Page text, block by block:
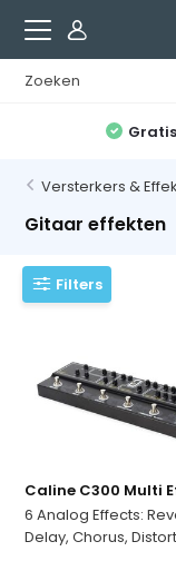
Versterkers &
Gitaar effekten
Filters
Caline C300 Multi
6 Analog Effects:
Delay, Chorus,